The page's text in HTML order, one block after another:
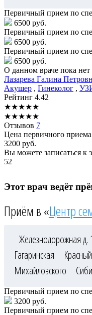
Первичный прием по
6500 руб.
Первичный прием по
6500 руб.
Первичный прием по
6500 руб.
О данном враче пока нет
Лазарева Галина
Акушер , Гинеколог ,
Рейтинг 4.42
★★★★★
★★★★★
Отзывов 7
Цена первичного приема
3200 руб.
Вы можете записаться к
52
Этот врач ведёт
Приём в «Центр
Железнодорожная д.
Гагаринская
Михайловского
Первичный прием по
3200 руб.
Первичный прием по